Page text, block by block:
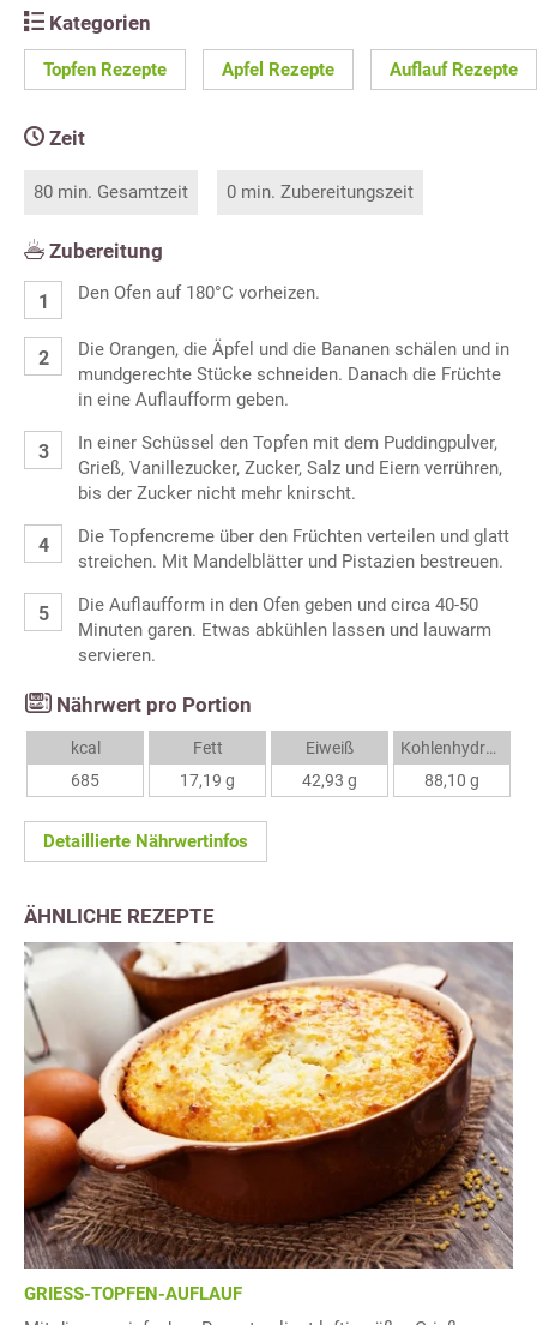
Kategorien
Topfen Rezepte Apfel Rezepte Auflauf Rezepte
Zeit
80 min. Gesamtzeit 0 min. Zubereitungszeit
Zubereitung
Den Ofen auf 180°C vorheizen.
Die Orangen, die Äpfel und die Bananen schälen und in
mundgerechte Stücke schneiden. Danach die Früchte
in eine Auflaufform geben.
In einer Schüssel den Topfen mit dem Puddingpulver,
Grieß, Vanillezucker, Zucker, Salz und Eiern verrühren,
bis der Zucker nicht mehr knirscht.
Die Topfencreme über den Früchten verteilen und glatt
streichen. Mit Mandelblätter und Pistazien bestreuen.
Die Auflaufform in den Ofen geben und circa 40-50
Minuten garen. Etwas abkühlen lassen und lauwarm
servieren.
Nährwert pro Portion
kcal
685
Fett
17,19 g
Eiweiß
42,93 g
Kohlenhydrate
88,10 g
Detaillierte Nährwertinfos
ÄHNLICHE REZEPTE
GRIESS-TOPFEN-AUFLAUF